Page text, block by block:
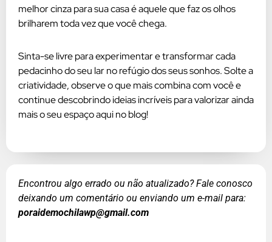
melhor cinza para sua casa é aquele que faz os olhos
brilharem toda vez que você chega.
Sinta-se livre para experimentar e transformar cada
pedacinho do seu lar no refúgio dos seus sonhos. Solte a
criatividade, observe o que mais combina com você e
continue descobrindo ideias incríveis para valorizar ainda
mais o seu espaço aqui no blog!
Encontrou algo errado ou não atualizado? Fale conosco
deixando um comentário ou enviando um e-mail para:
poraidemochilawp@gmail.com